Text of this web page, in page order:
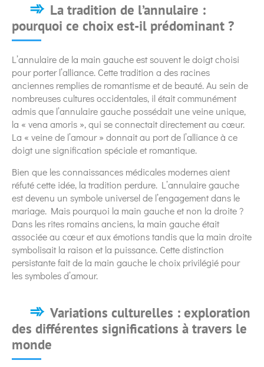
La tradition de l’annulaire :
pourquoi ce choix est-il prédominant ?
L’annulaire de la main gauche est souvent le doigt choisi
pour porter l’alliance. Cette tradition a des racines
anciennes remplies de romantisme et de beauté. Au sein de
nombreuses cultures occidentales, il était communément
admis que l’annulaire gauche possédait une veine unique,
la « vena amoris », qui se connectait directement au cœur.
La « veine de l’amour » donnait au port de l’alliance à ce
doigt une signification spéciale et romantique.
Bien que les connaissances médicales modernes aient
réfuté cette idée, la tradition perdure. L’annulaire gauche
est devenu un symbole universel de l’engagement dans le
mariage. Mais pourquoi la main gauche et non la droite ?
Dans les rites romains anciens, la main gauche était
associée au cœur et aux émotions tandis que la main droite
symbolisait la raison et la puissance. Cette distinction
persistante fait de la main gauche le choix privilégié pour
les symboles d’amour.
Variations culturelles : exploration
des différentes significations à travers le
monde